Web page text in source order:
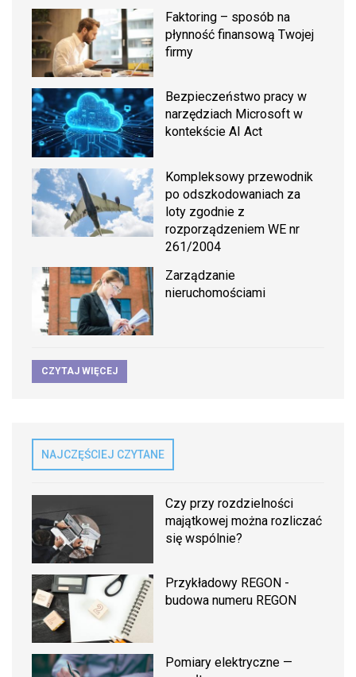
Faktoring – sposób na
płynność finansową Twojej
firmy
Bezpieczeństwo pracy w
narzędziach Microsoft w
kontekście AI Act
Kompleksowy przewodnik
po odszkodowaniach za
loty zgodnie z
rozporządzeniem WE nr
261/2004
Zarządzanie
nieruchomościami
CZYTAJ WIĘCEJ
NAJCZĘŚCIEJ CZYTANE
Czy przy rozdzielności
majątkowej można rozliczać
się wspólnie?
Przykładowy REGON -
budowa numeru REGON
Pomiary elektryczne —